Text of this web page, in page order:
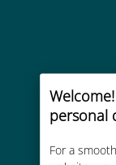
personal
For a